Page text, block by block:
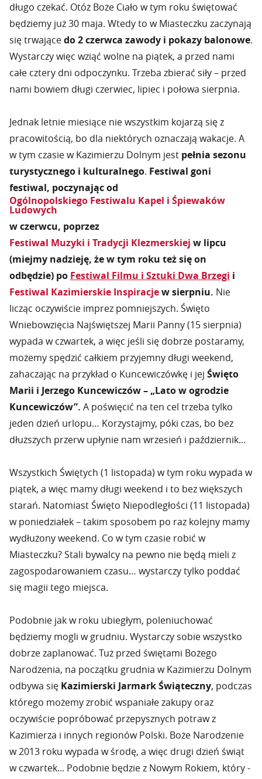
długo czekać. Otóż Boże Ciało w tym roku świętować
będziemy już 30 maja. Wtedy to w Miasteczku zaczynają
się trwającedo 2 czerwca zawody i pokazy balonowe.
Wystarczy więc wziąć wolne na piątek, a przed nami
całe cztery dni odpoczynku. Trzeba zbierać siły – przed
nami bowiem długi czerwiec, lipiec i połowa sierpnia.
Jednak letnie miesiące nie wszystkim kojarzą się z
pracowitością, bo dla niektórych oznaczają wakacje. A
w tym czasie w Kazimierzu Dolnym jest pełnia sezonu
turystycznego i kulturalnego. Festiwal goni
festiwal, poczynając od
Ogólnopolskiego Festiwalu Kapel i Śpiewaków
Ludowych
w czerwcu, poprzez
Festiwal Muzyki i Tradycji Klezmerskiej w lipcu
(miejmy nadzieję, że w tym roku też się on
odbędzie) po Festiwal Filmu i Sztuki Dwa Brzegi i
Festiwal Kazimierskie Inspiracjew sierpniu. Nie
licząc oczywiście imprez pomniejszych. Święto
Wniebowzięcia Najświętszej Marii Panny (15 sierpnia)
wypada w czwartek, a więc jeśli się dobrze postaramy,
możemy spędzić całkiem przyjemny długi weekend,
zahaczając na przykład o Kuncewiczówkę i jej Święto
Marii i Jerzego Kuncewiczów – „Lato w ogrodzie
Kuncewiczów”. A poświęcić na ten cel trzeba tylko
jeden dzień urlopu… Korzystajmy, póki czas, bo bez
dłuższych przerw upłynie nam wrzesień i październik…
Wszystkich Świętych (1 listopada) w tym roku wypada w
piątek, a więc mamy długi weekend i to bez większych
starań. Natomiast Święto Niepodległości (11 listopada)
w poniedziałek – takim sposobem po raz kolejny mamy
wydłużony weekend. Co w tym czasie robić w
Miasteczku? Stali bywalcy na pewno nie będą mieli z
zagospodarowaniem czasu… wystarczy tylko poddać
się magii tego miejsca.
Podobnie jak w roku ubiegłym, poleniuchować
będziemy mogli w grudniu. Wystarczy sobie wszystko
dobrze zaplanować. Tuż przed świętami Bożego
Narodzenia, na początku grudnia w Kazimierzu Dolnym
odbywa się Kazimierski Jarmark Świąteczny, podczas
którego możemy zrobić wspaniałe zakupy oraz
oczywiście popróbować przepysznych potraw z
Kazimierza i innych regionów Polski. Boże Narodzenie
w 2013 roku wypada w środę, a więc drugi dzień świąt
w czwartek... Podobnie będzie z Nowym Rokiem, który -